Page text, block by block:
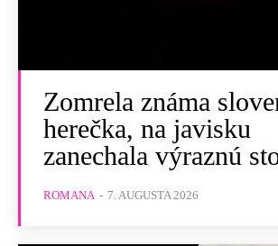
Zomrela známa
herečka, na javisku
zanechala výraznú
ROMANA - 7. AUGUSTA 2026